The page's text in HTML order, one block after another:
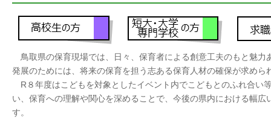
鳥取県の保育現場では、日々、保育者による創意工夫のもと魅力
発展のためには、将来の保育を担う志ある保育人材の確保が求めら
R８年度はこどもを対象としたイベント内でこどもとのふれ合い
い、保育への理解や関心を深めることで、今後の県内における幅
す。